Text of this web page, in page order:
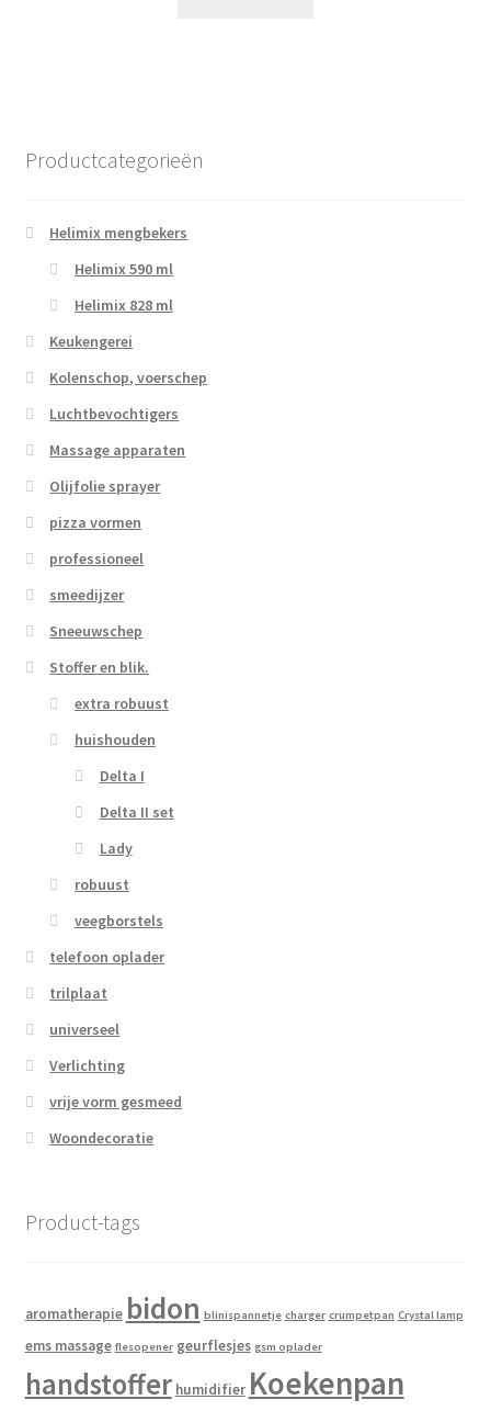
Productcategorieën
Helimix mengbekers
Helimix 590 ml
Helimix 828 ml
Keukengerei
Kolenschop, voerschep
Luchtbevochtigers
Massage apparaten
Olijfolie sprayer
pizza vormen
professioneel
smeedijzer
Sneeuwschep
Stoffer en blik.
extra robuust
huishouden
Delta I
Delta II set
Lady
robuust
veegborstels
telefoon oplader
trilplaat
universeel
Verlichting
vrije vorm gesmeed
Woondecoratie
Product-tags
aromatherapie bidon blinispannetje charger crumpetpan Crystal lamp
ems massage flesopener geurflesjes gsm oplader
handstoffer humidifier Koekenpan